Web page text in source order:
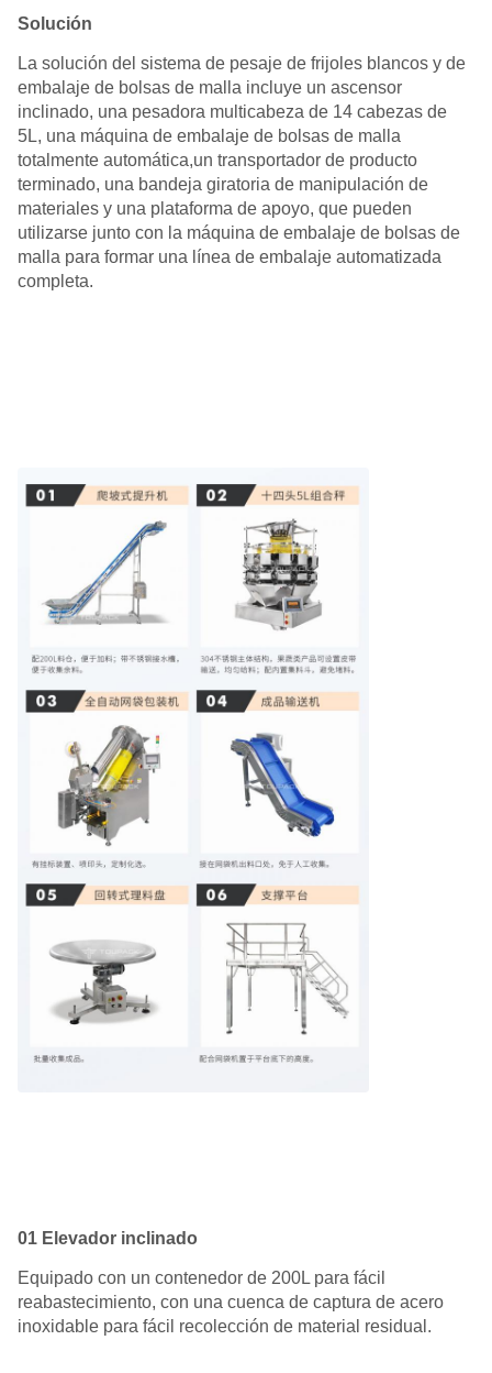
Solución
La solución del sistema de pesaje de frijoles blancos y de
embalaje de bolsas de malla incluye un ascensor
inclinado, una pesadora multicabeza de 14 cabezas de
5L, una máquina de embalaje de bolsas de malla
totalmente automática,un transportador de producto
terminado, una bandeja giratoria de manipulación de
materiales y una plataforma de apoyo, que pueden
utilizarse junto con la máquina de embalaje de bolsas de
malla para formar una línea de embalaje automatizada
completa.
01 Elevador inclinado
Equipado con un contenedor de 200L para fácil
reabastecimiento, con una cuenca de captura de acero
inoxidable para fácil recolección de material residual.